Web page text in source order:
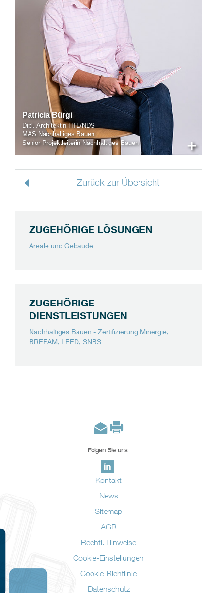
+
Patricia Bürgi
Dipl. Architektin HTL/NDS
MAS Nachhaltiges Bauen
Senior Projektleiterin Nachhaltiges Bauen
Zurück zur Übersicht
ZUGEHÖRIGE LÖSUNGEN
Areale und Gebäude
ZUGEHÖRIGE
DIENSTLEISTUNGEN
Nachhaltiges Bauen - Zertifizierung Minergie,
BREEAM, LEED, SNBS
Folgen Sie uns
Kontakt
News
Sitemap
AGB
Rechtl. Hinweise
Cookie-Einstellungen
Cookie-Richtlinie
Datenschutz